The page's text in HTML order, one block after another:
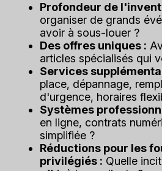
Profondeur de
organiser de grands
avoir à sous-louer ?
Des offres uniques :
articles spécialisés qui
Services
place, dépannage,
d'urgence, horaires
Systèmes
en ligne, contrats
simplifiée ?
Réductions pour les
privilégiés : Quelle